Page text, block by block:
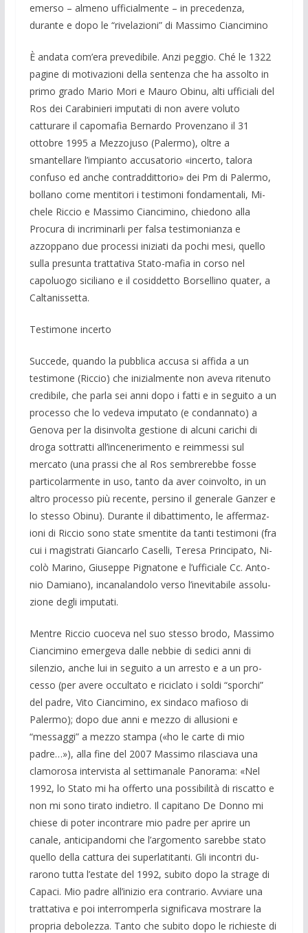
emerso – almeno uffi­cialmente – in pre­cedenza,
durante e dopo le “rivelazioni” di Massimo Ciancimino
È andata com’era prevedibile. Anzi peggio. Ché le 1322
pagine di motiva­zioni della sentenza che ha assolto in
primo grado Mario Mori e Mauro Obi­nu, alti ufficiali del
Ros dei Cara­binieri imputati di non avere voluto
catturare il capoma­fia Bernardo Pro­venzano il 31
ottobre 1995 a Mezzoju­so (Palermo), oltre a
smantellare l’impianto accusato­rio «in­certo, talora
confuso ed anche contraddit­torio» dei Pm di Palermo,
bollano come mentito­ri i testimoni fon­damentali, Mi­
chele Riccio e Massimo Ciancimino, chiedo­no alla
Procura di incriminarli per fal­sa testimonianza e
azzoppano due pro­cessi iniziati da po­chi mesi, quello
sulla presunta trattati­va Stato-mafia in cor­so nel
capoluogo siciliano e il cosiddet­to Borsellino qua­ter, a
Caltanissetta.
Testimone incerto
Succe­de, quando la pubblica accusa si affida a un
testimone (Riccio) che inizial­mente non aveva ritenuto
credibile, che parla sei anni dopo i fatti e in seguito a un
pro­cesso che lo vedeva imputato (e con­dannato) a
Genova per la disinvolta ge­stione di alcuni carichi di
droga sottratti all’incenerimento e reimmessi sul
mercato (una prassi che al Ros sembrerebbe fosse
particolarmente in uso, tanto da aver coin­volto, in un
altro processo più recen­te, persino il generale Ganzer e
lo stesso Obi­nu). Durante il dibattimento, le affermaz­
ioni di Riccio sono state smentite da tanti testimoni (fra
cui i magistrati Gian­carlo Caselli, Teresa Principato, Ni­
colò Marino, Giuseppe Pignatone e l’uffi­ciale Cc. Anto­
nio Damiano), incanalandolo verso l’ine­vitabile assolu­
zione degli impu­tati.
Mentre Riccio cuoceva nel suo stesso brodo, Massimo
Ciancimino emergeva dalle nebbie di sedici anni di
silenzio, an­che lui in seguito a un arresto e a un pro­
cesso (per avere occultato e riciclato i sol­di “sporchi”
del padre, Vito Ciancimi­no, ex sindaco mafioso di
Palermo); dopo due anni e mezzo di allusioni e
“messaggi” a mezzo stampa («ho le carte di mio
padre…»), alla fine del 2007 Mas­simo ri­lasciava una
clamorosa intervista al setti­manale Panorama: «Nel
1992, lo Stato mi ha offerto una possibilità di ri­scatto e
non mi sono tirato indietro. Il ca­pitano De Donno mi
chiese di poter in­contrare mio padre per aprire un
canale, anticipandomi che l’argomento sarebbe stato
quello della cattura dei superlatitan­ti. Gli incontri du­
rarono tutta l’estate del 1992, subito dopo la strage di
Capaci. Mio padre all’inizio era contrario. Avvia­re una
trattativa e poi interromperla si­gnificava mostrare la
pro­pria debolezza. Tanto che subito dopo le richieste di